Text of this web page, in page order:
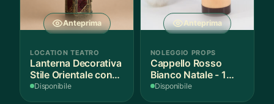
Anteprima
LOCATION TEATRO
Lanterna Decorativa
Stile Orientale con
Vetri Rossi
Disponibile
Anteprima
NOLEGGIO PROPS
Cappello Rosso
Bianco Natale - 1
Pezzo
Disponibile